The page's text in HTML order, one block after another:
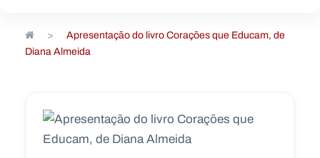
>
Apresentação do livro Corações que Educam, de
Diana Almeida